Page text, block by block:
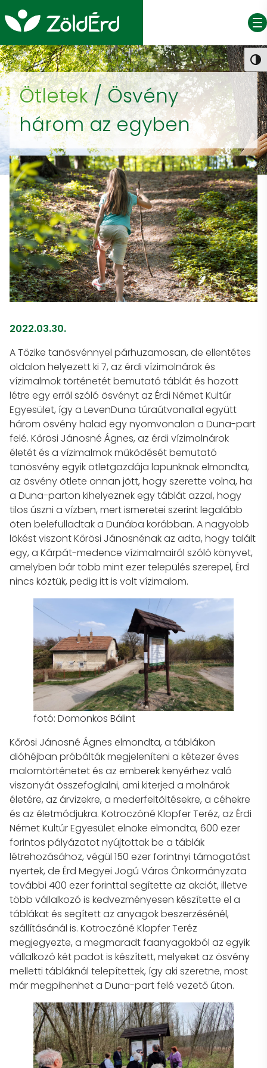
Ötletek/Ösvény
három az egyben
2022.03.30.
A Tőzike tanösvénnyel párhuzamosan, de ellentétes
oldalon helyezett ki 7, az érdi vízimolnárok és
vízimalmok történetét bemutató táblát és hozott
létre egy erről szóló ösvényt az Érdi Német Kultúr
Egyesület, így a LevenDuna túraútvonallal együtt
három ösvény halad egy nyomvonalon a Duna-part
felé. Kőrösi Jánosné Ágnes, az érdi vízimolnárok
életét és a vízimalmok működését bemutató
tanösvény egyik ötletgazdája lapunknak elmondta,
az ösvény ötlete onnan jött, hogy szerette volna, ha
a Duna-parton kihelyeznek egy táblát azzal, hogy
tilos úszni a vízben, mert ismeretei szerint legalább
öten belefulladtak a Dunába korábban. A nagyobb
lökést viszont Kőrösi Jánosnénak az adta, hogy talált
egy, a Kárpát-medence vízimalmairól szóló könyvet,
amelyben bár több mint ezer település szerepel, Érd
nincs köztük, pedig itt is volt vízimalom.
fotó: Domonkos Bálint
Kőrösi Jánosné Ágnes elmondta, a táblákon
dióhéjban próbálták megjeleníteni a kétezer éves
malomtörténetet és az emberek kenyérhez való
viszonyát összefoglalni, ami kiterjed a molnárok
életére, az árvizekre, a mederfeltöltésekre, a céhekre
és az életmódjukra. Kotroczóné Klopfer Teréz, az Érdi
Német Kultúr Egyesület elnöke elmondta, 600 ezer
forintos pályázatot nyújtottak be a táblák
létrehozásához, végül 150 ezer forintnyi támogatást
nyertek, de Érd Megyei Jogú Város Önkormányzata
további 400 ezer forinttal segítette az akciót, illetve
több vállalkozó is kedvezményesen készítette el a
táblákat és segített az anyagok beszerzésénél,
szállításánál is. Kotroczóné Klopfer Teréz
megjegyezte, a megmaradt faanyagokból az egyik
vállalkozó két padot is készített, melyeket az ösvény
melletti tábláknál telepítettek, így aki szeretne, most
már megpihenhet a Duna-part felé vezető úton.